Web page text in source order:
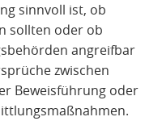
sinnvoll ist, ob
sollten oder ob
angreifbar
zwischen
Beweisführung oder